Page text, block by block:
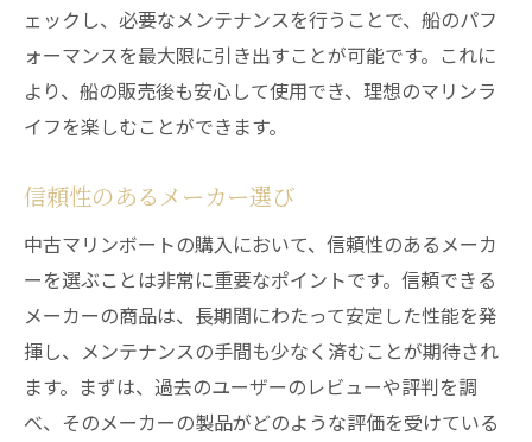
ェックし、必要なメンテナンスを行うことで、船のパフ
ォーマンスを最大限に引き出すことが可能です。これに
より、船の販売後も安心して使用でき、理想のマリンラ
イフを楽しむことができます。
信頼性のあるメーカー選び
中古マリンボートの購入において、信頼性のあるメーカ
ーを選ぶことは非常に重要なポイントです。信頼できる
メーカーの商品は、長期間にわたって安定した性能を発
揮し、メンテナンスの手間も少なく済むことが期待され
ます。まずは、過去のユーザーのレビューや評判を調
べ、そのメーカーの製品がどのような評価を受けている